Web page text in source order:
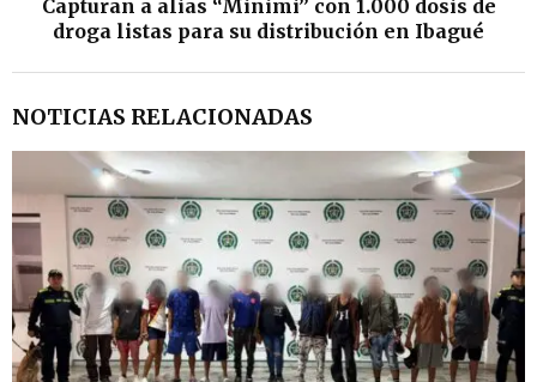
Capturan a alias “Minimi” con 1.000 dosis de
droga listas para su distribución en Ibagué
NOTICIAS RELACIONADAS